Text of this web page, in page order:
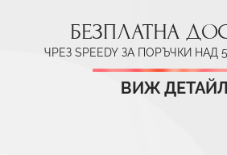
БЕЗПЛАТНА
ЧРЕЗ SPEEDY ЗА ПОРЪЧКИ НАД
ВИЖ